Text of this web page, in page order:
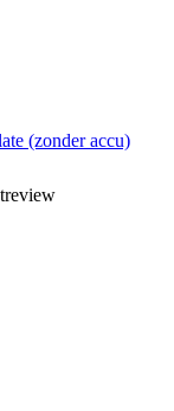
(zonder accu)